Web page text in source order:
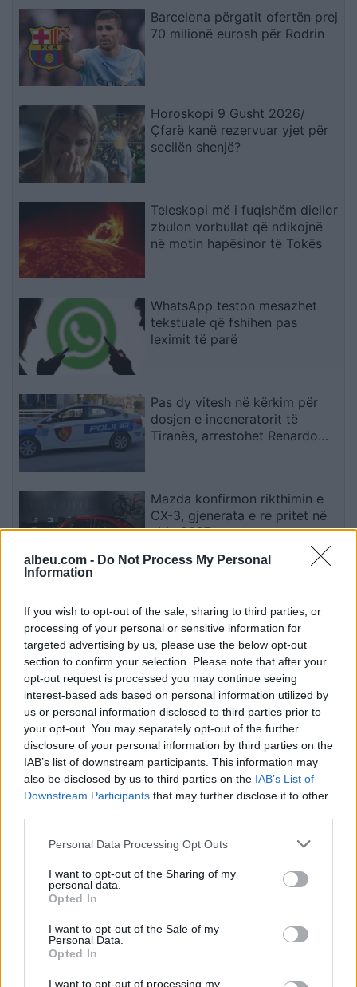
albeu.com - Do Not Process My Personal
Information
If you wish to opt-out of the sale, sharing to third parties, or
processing of your personal or sensitive information for
targeted advertising by us, please use the below opt-out
section to confirm your selection. Please note that after your
opt-out request is processed you may continue seeing
interest-based ads based on personal information utilized by
us or personal information disclosed to third parties prior to
your opt-out. You may separately opt-out of the further
disclosure of your personal information by third parties on the
IAB’s list of downstream participants. This information may
also be disclosed by us to third parties on the IAB’s List of
Downstream Participants that may further disclose it to other
Personal Data Processing Opt Outs
I want to opt-out of the Sharing of my
personal data.
Opted In
I want to opt-out of the Sale of my
Personal Data.
Opted In
I want to opt-out of processing my
Barcelona përgatit ofertën prej
70 milionë eurosh për Rodrin
Horoskopi 9 Gusht 2026/
Çfarë kanë rezervuar yjet për
secilën shenjë?
Teleskopi më i fuqishëm diellor
zbulon vorbullat që ndikojnë
në motin hapësinor të Tokës
WhatsApp teston mesazhet
tekstuale që fshihen pas
leximit të parë
Pas dy vitesh në kërkim për
dosjen e inceneratorit të
Tiranës, arrestohet Renardo
Mazda konfirmon rikthimin e
CX-3, gjenerata e re pritet në
vitin 2027
Mourinho: Nuk e mendoja se
do të ishte kështu
Esim for Global|Esim for Europe|
Esim for Caribbean